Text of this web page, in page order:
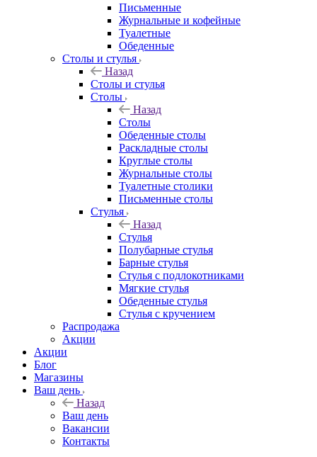
Письменные
Журнальные и кофейные
Туалетные
Обеденные
Столы и стулья
Назад
Столы и стулья
Столы
Назад
Столы
Обеденные столы
Раскладные столы
Круглые столы
Журнальные столы
Туалетные столики
Письменные столы
Стулья
Назад
Стулья
Полубарные стулья
Барные стулья
Стулья с подлокотниками
Мягкие стулья
Обеденные стулья
Стулья с кручением
Распродажа
Акции
Акции
Блог
Магазины
Ваш день
Назад
Ваш день
Вакансии
Контакты